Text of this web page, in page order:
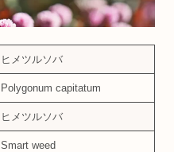
ヒメツルソバ
Polygonum capitatum
ヒメツルソバ
Smart weed